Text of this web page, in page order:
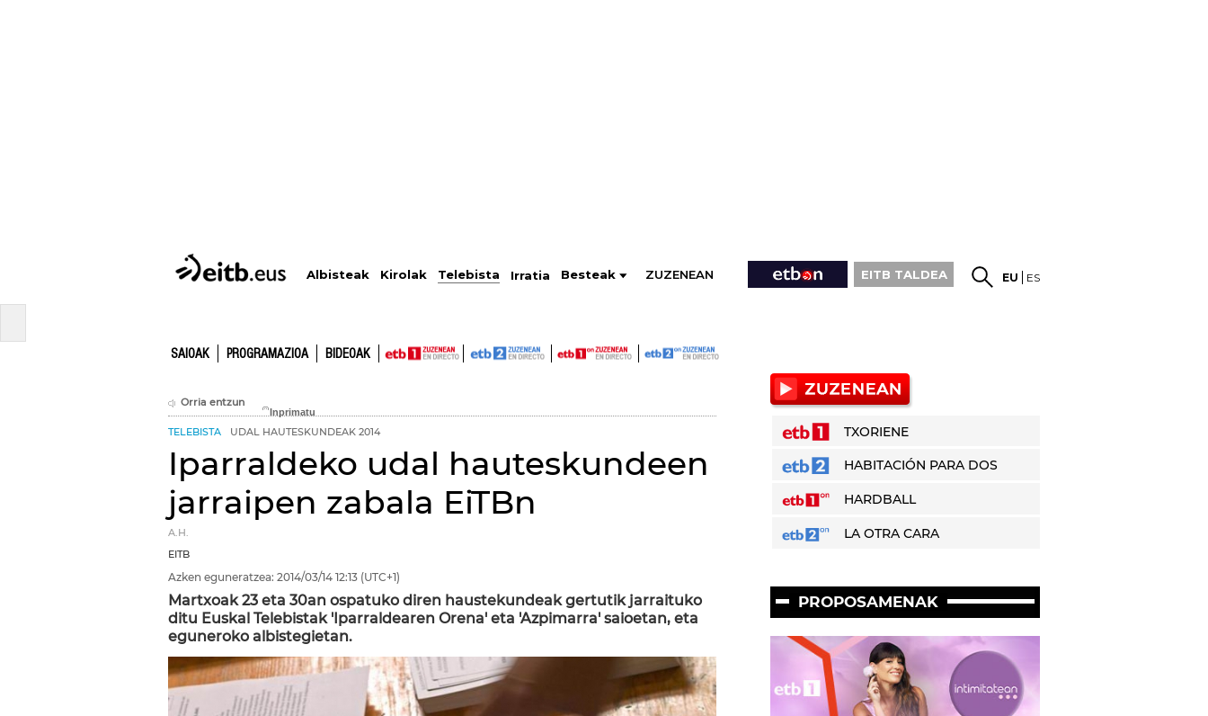
Albisteak Kirolak Telebista Irratia Besteak ZUZENEAN EITB TALDEA EU ES
SAIOAK PROGRAMAZIOA BIDEOAK
Orria entzun
TELEBISTA UDAL HAUTESKUNDEAK 2014
Iparraldeko udal hauteskundeen
jarraipen zabala EiTBn
A.H.
EITB
Azken eguneratzea: 2014/03/14 12:13 (UTC+1)
Martxoak 23 eta 30an ospatuko diren haustekundeak gertutik jarraituko
ditu Euskal Telebistak 'Iparraldearen Orena' eta 'Azpimarra' saioetan, eta
eguneroko albistegietan.
TXORIENE
HABITACIÓN PARA DOS
HARDBALL
LA OTRA CARA
PROPOSAMENAK